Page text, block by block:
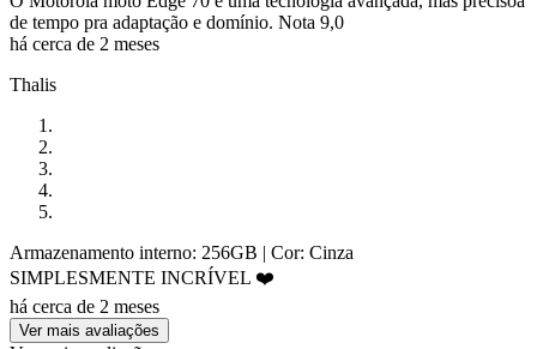
de tempo pra adaptação e domínio. Nota 9,0
há cerca de 2 meses
Thalis
Armazenamento interno: 256GB | Cor: Cinza
SIMPLESMENTE INCRÍVEL ❤️
há cerca de 2 meses
Ver mais avaliações